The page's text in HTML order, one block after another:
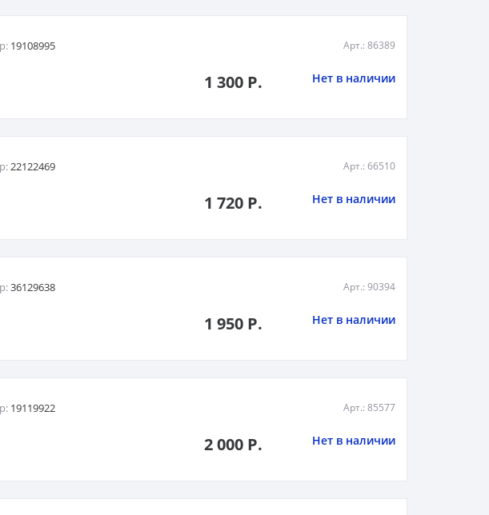
19108995 Арт.: 86389
1 300 Р. Нет в наличии
22122469 Арт.: 66510
1 720 Р. Нет в наличии
36129638 Арт.: 90394
1 950 Р. Нет в наличии
19119922 Арт.: 85577
2 000 Р. Нет в наличии